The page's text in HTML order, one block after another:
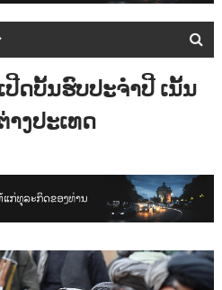
ດບັ້ນຮົບປະຈຳປີ ເນັ້ນ
ງປະເທດ